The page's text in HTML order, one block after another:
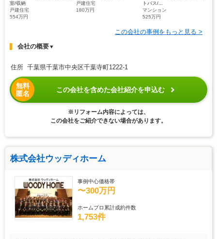
室/収納
戸建住宅
554万円
戸建住宅
180万円
トバス/...
マンション
525万円
この会社の事例をもっと見る >
会社の概要▼
住所 千葉県千葉市中央区千葉寺町1222-1
無料
匿名
この会社を含めた会社紹介を申込む
※リフォーム内容によっては、
この会社をご紹介できない場合があります。
株式会社ウッディホーム
事例中心価格帯
〜300万円
ホームプロ累計成約件数
1,753件